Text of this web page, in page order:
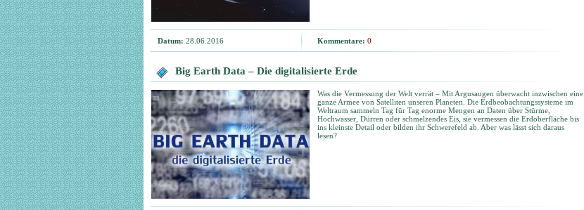
Datum: 28.06.2016 Kommentare: 0
Big Earth Data – Die digitalisierte Erde
Was die Vermessung der Welt verrät – Mit Argusaugen überwacht inzwischen eine
ganze Armee von Satelliten unseren Planeten. Die Erdbeobachtungssysteme im
Weltraum sammeln Tag für Tag enorme Mengen an Daten über Stürme,
Hochwasser, Dürren oder schmelzendes Eis, sie vermessen die Erdoberfläche bis
ins kleinste Detail oder bilden ihr Schwerefeld ab. Aber was lässt sich daraus
lesen?